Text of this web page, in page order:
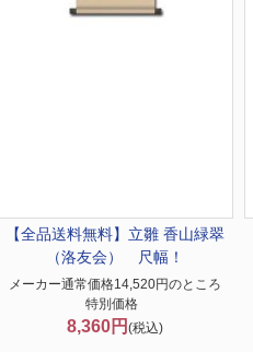
【全品送料無料】 立雛 香山緑翠
（洛友会） 尺幅！
メーカー通常価格14,520円のところ
特別価格
8,360円 (税込)